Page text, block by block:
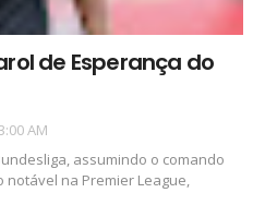
de Esperança do
AM
assumindo o comando
notável na Premier League,